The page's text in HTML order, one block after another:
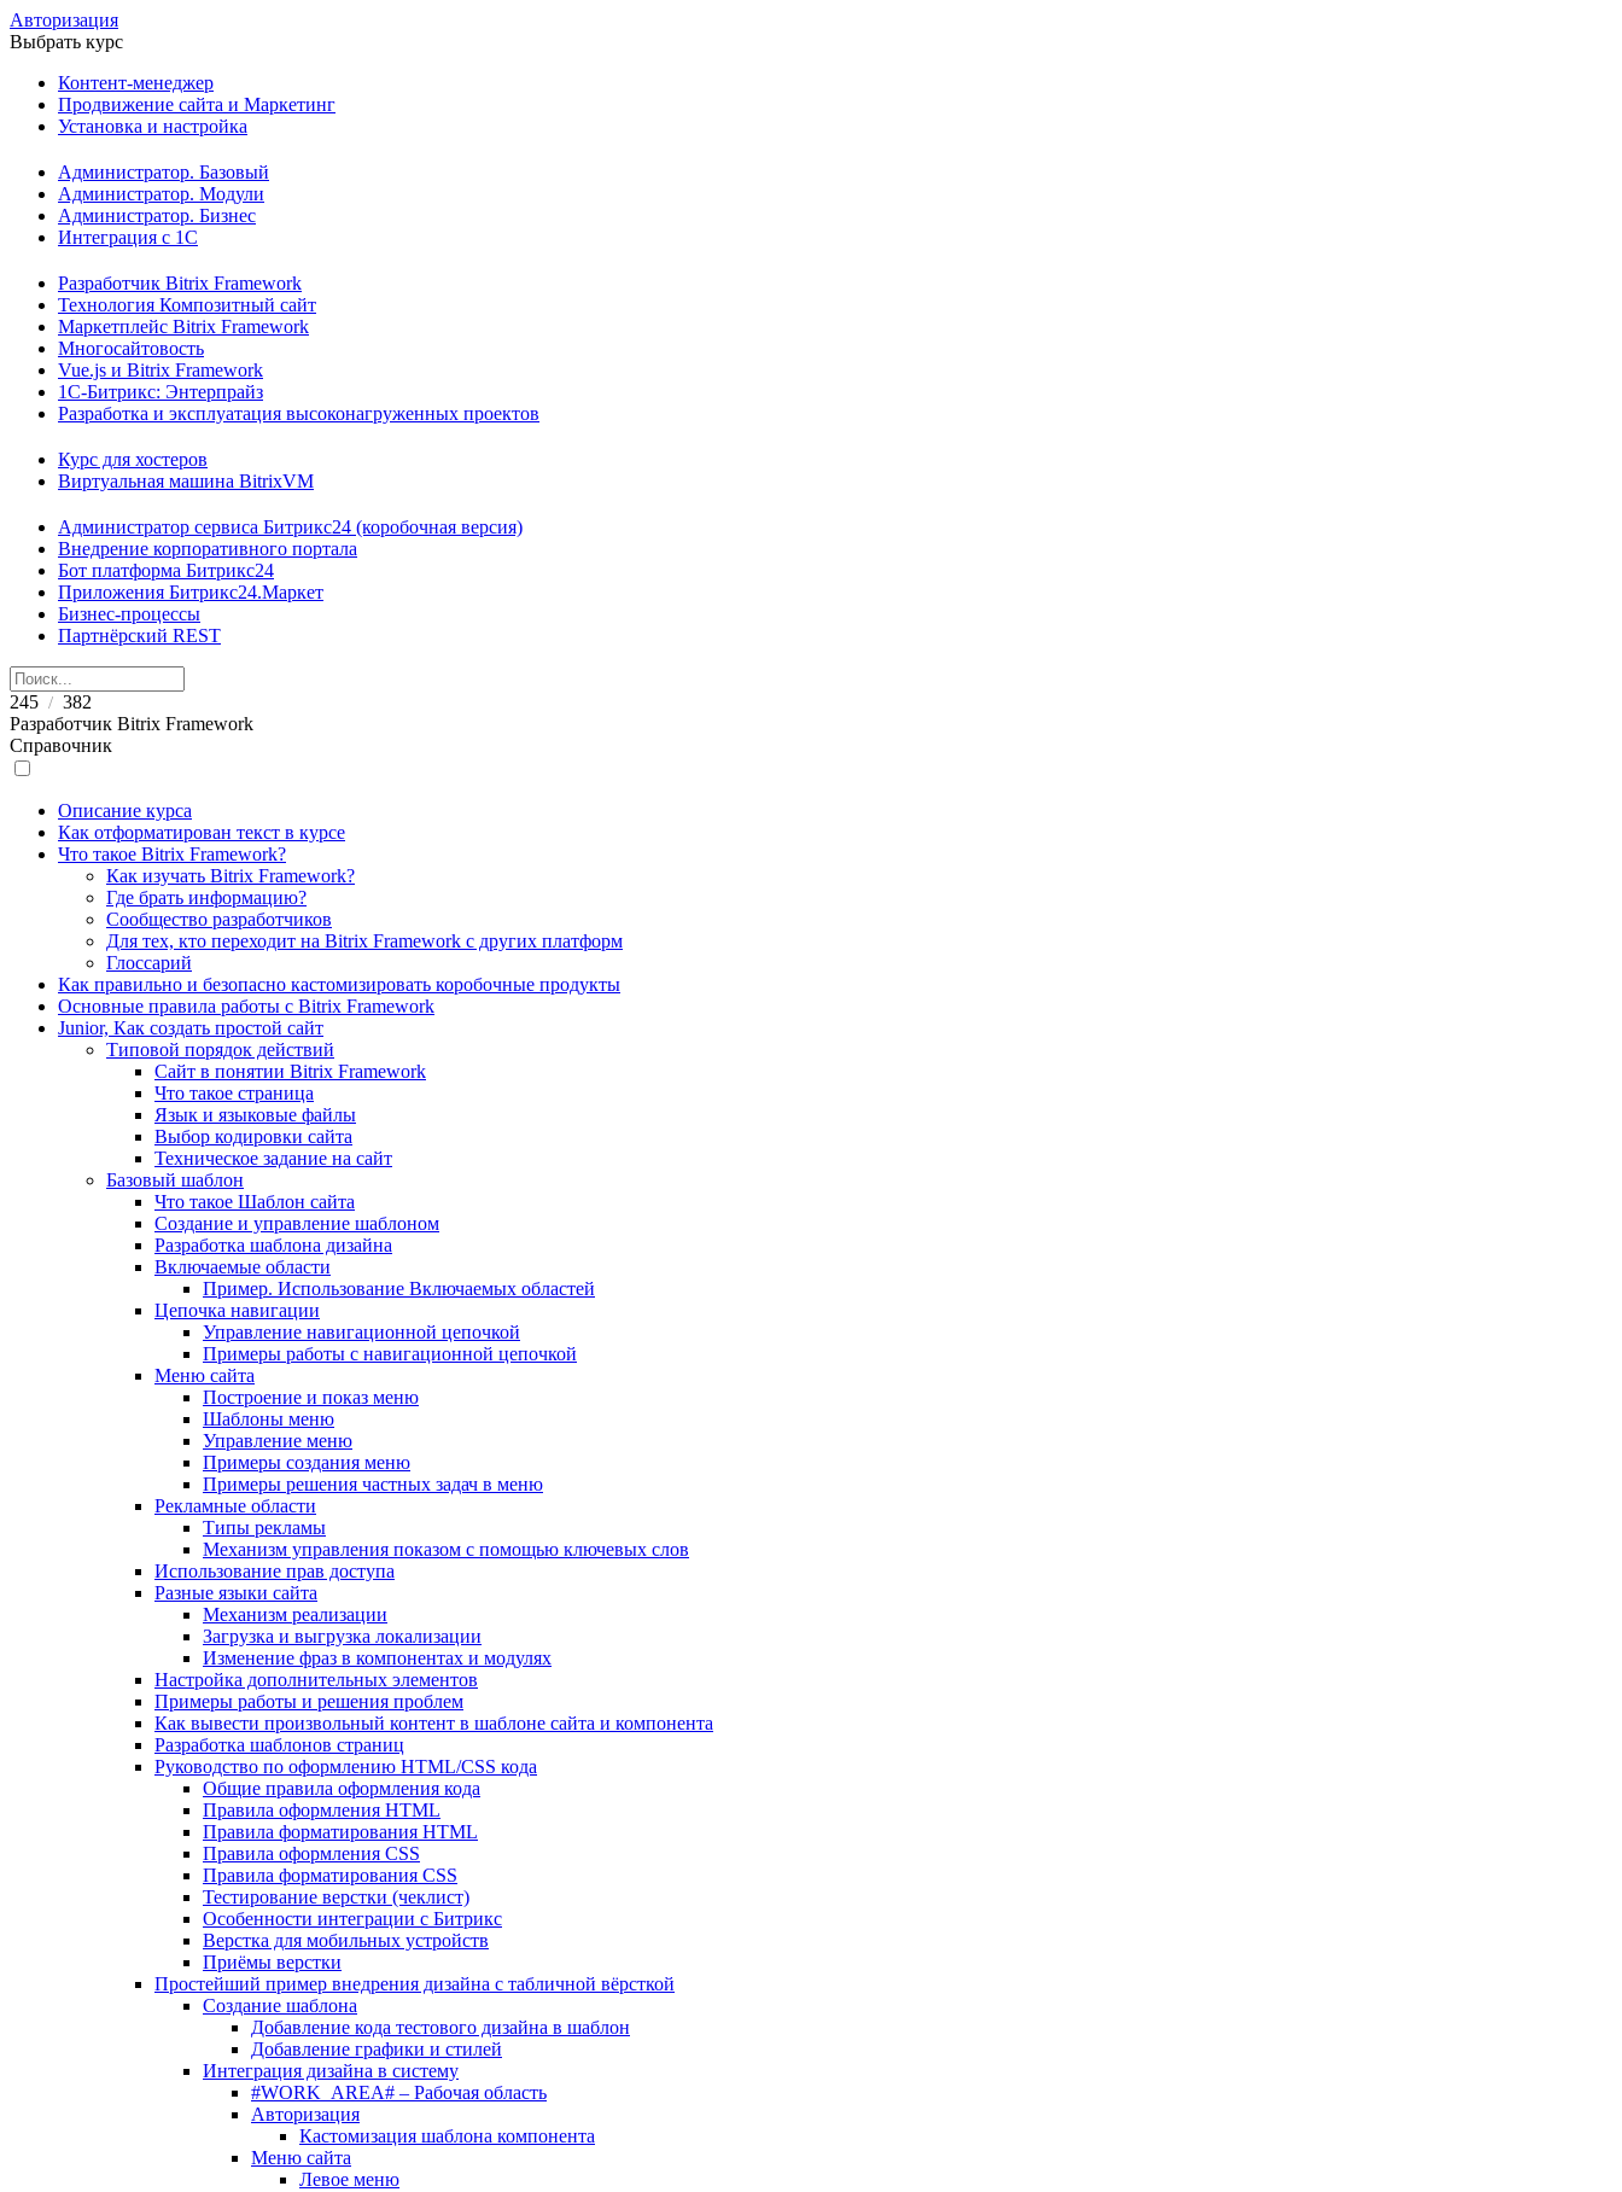
Авторизация
Выбрать курс
Контент-менеджер
Продвижение сайта и Маркетинг
Установка и настройка
Администратор. Базовый
Администратор. Модули
Администратор. Бизнес
Интеграция с 1С
Разработчик Bitrix Framework
Технология Композитный сайт
Маркетплейс Bitrix Framework
Многосайтовость
Vue.js и Bitrix Framework
1С-Битрикс: Энтерпрайз
Разработка и эксплуатация высоконагруженных проектов
Курс для хостеров
Виртуальная машина BitrixVM
Администратор сервиса Битрикс24 (коробочная версия)
Внедрение корпоративного портала
Бот платформа Битрикс24
Приложения Битрикс24.Маркет
Бизнес-процессы
Партнёрский REST
245 / 382
Разработчик Bitrix Framework
Справочник
Описание курса
Как отформатирован текст в курсе
Что такое Bitrix Framework?
Как изучать Bitrix Framework?
Где брать информацию?
Сообщество разработчиков
Для тех, кто переходит на Bitrix Framework с других платформ
Глоссарий
Как правильно и безопасно кастомизировать коробочные продукты
Основные правила работы с Bitrix Framework
Junior, Как создать простой сайт
Типовой порядок действий
Сайт в понятии Bitrix Framework
Что такое страница
Язык и языковые файлы
Выбор кодировки сайта
Техническое задание на сайт
Базовый шаблон
Что такое Шаблон сайта
Создание и управление шаблоном
Разработка шаблона дизайна
Включаемые области
Пример. Использование Включаемых областей
Цепочка навигации
Управление навигационной цепочкой
Примеры работы с навигационной цепочкой
Меню сайта
Построение и показ меню
Шаблоны меню
Управление меню
Примеры создания меню
Примеры решения частных задач в меню
Рекламные области
Типы рекламы
Механизм управления показом с помощью ключевых слов
Использование прав доступа
Разные языки сайта
Механизм реализации
Загрузка и выгрузка локализации
Изменение фраз в компонентах и модулях
Настройка дополнительных элементов
Примеры работы и решения проблем
Как вывести произвольный контент в шаблоне сайта и компонента
Разработка шаблонов страниц
Руководство по оформлению HTML/CSS кода
Общие правила оформления кода
Правила оформления HTML
Правила форматирования HTML
Правила оформления CSS
Правила форматирования CSS
Тестирование верстки (чеклист)
Особенности интеграции с Битрикс
Верстка для мобильных устройств
Приёмы верстки
Простейший пример внедрения дизайна с табличной вёрсткой
Создание шаблона
Добавление кода тестового дизайна в шаблон
Добавление графики и стилей
Интеграция дизайна в систему
#WORK_AREA# – Рабочая область
Авторизация
Кастомизация шаблона компонента
Меню сайта
Левое меню